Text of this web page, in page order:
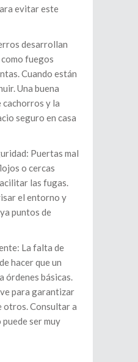
evitar este
desarrollan
fuegos
Cuando están
Una buena
cachorros y la
seguro en casa
Puertas mal
o cercas
las fugas.
el entorno y
puntos de
La falta de
hacer que un
órdenes básicas.
para garantizar
otros. Consultar a
ser muy